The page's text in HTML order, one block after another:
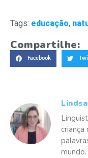
Tags: educação,
Compartilhe:
Facebook
mundo.